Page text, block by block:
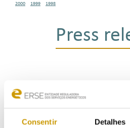
Consentir Detalhes
2000
1999 1998
Press
Listen